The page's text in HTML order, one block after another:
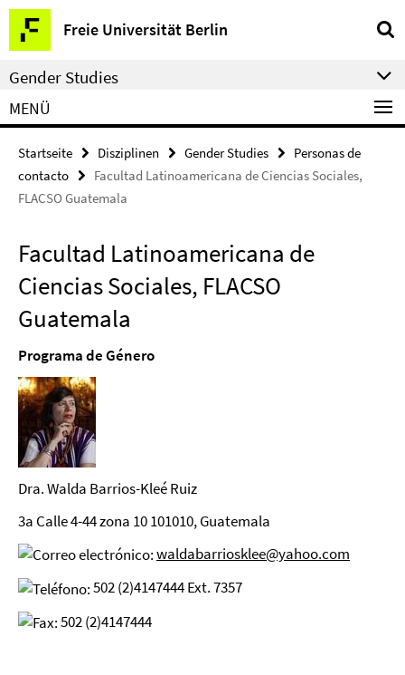
Springe
direkt
zu
Inhalt
Freie Universität Berlin
Service-
Navigation
Gender Studies
MENÜ
Startseite Disziplinen Gender Studies
Personas de
contacto
Facultad Latinoamericana de Ciencias Sociales,
FLACSO Guatemala
Facultad Latinoamericana de
Ciencias Sociales, FLACSO
Guatemala
Programa de Género
Dra. Walda Barrios-Kleé Ruiz
3a Calle 4-44 zona 10 101010, Guatemala
waldabarriosklee@yahoo.com
502 (2)4147444 Ext. 7357
502 (2)4147444